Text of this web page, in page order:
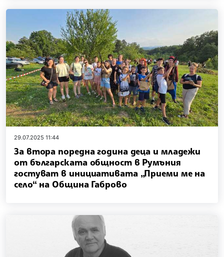
29.07.2025 11:44
За втора поредна година деца и младежи
от българската общност в Румъния
гостуват в инициативата „Приеми ме на
село“ на Община Габрово